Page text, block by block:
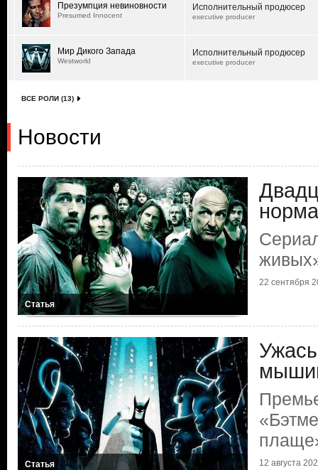
Презумпция невиновности
Presumed Innocent
Исполнительный продюсер
executive producer
Мир Дикого Запада
Westworld
Исполнительный продюсер
executive producer
ВСЕ РОЛИ (13)
Новости
Статья
22 сентября
Статья 12 августа